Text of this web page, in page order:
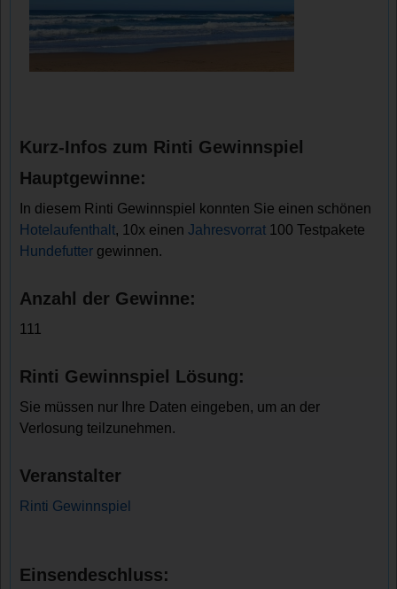
Kurz-Infos zum Rinti Gewinnspiel
Hauptgewinne:
In diesem Rinti Gewinnspiel konnten Sie einen schönen
Hotelaufenthalt, 10x einenJahresvorrat 100 Testpakete
Hundefutter gewinnen.
Anzahl der Gewinne:
111
Rinti Gewinnspiel Lösung:
Sie müssen nur Ihre Daten eingeben, um an der
Verlosung teilzunehmen.
Veranstalter
Rinti Gewinnspiel
Einsendeschluss: